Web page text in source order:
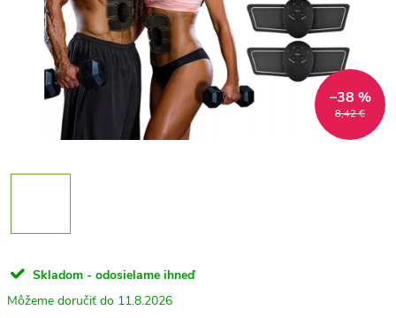
8,42 €
–38 %
Skladom - odosielame ihneď
11.8.2026